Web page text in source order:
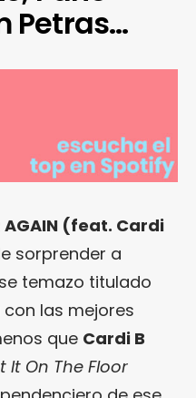
Petras…
AGAIN (feat. Cardi
sorprender a
temazo titulado
las mejores
que Cardi B
It On The Floor